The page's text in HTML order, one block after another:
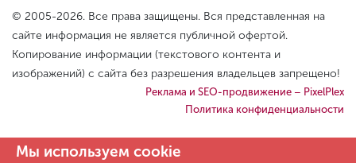
© 2005-2026. Все права защищены. Вся представленная на
сайте информация не является публичной офертой.
Копирование информации (текстового контента и
изображений) с сайта без разрешения владельцев запрещено!
Реклама и SEO-продвижение – PixelPlex
Политика конфиденциальности
Мы используем cookie